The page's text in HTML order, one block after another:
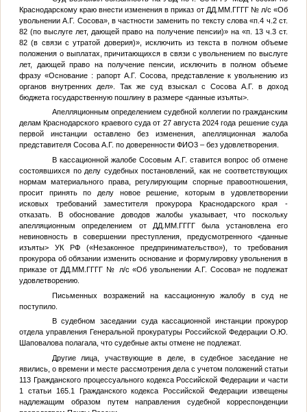
Краснодарскому краю внести изменения в приказ от ДД.ММ.ГГГГ №л/с «Об
увольнении А.Г. Сосова», в частности заменить по тексту слова «п.4 ч.2 ст.
82 (по выслуге лет, дающей право на получение пенсии)» на «п. 13 ч.3 ст.
82 (в связи с утратой доверия)», исключить из текста в полном объеме
положения о выплатах, причитающихся в связи с увольнением по выслуге
лет, дающей право на получение пенсии, исключить в полном объеме
фразу «Основание : рапорт А.Г. Сосова, представление к увольнению из
органов внутренних дел». Так же суд взыскал с Сосова А.Г. в доход
бюджета государственную пошлину в размере <данные изъяты>.
Апелляционным определением судебной коллегии по гражданским
делам Краснодарского краевого суда от 27 августа 2024 года решение суда
первой инстанции оставлено без изменения, апелляционная жалоба
представителя Сосова А.Г. по доверенности ФИО3– без удовлетворения.
В кассационной жалобе Сосовым А.Г. ставится вопрос об отмене
состоявшихся по делу судебных постановлений, как не соответствующих
нормам материального права, регулирующим спорные правоотношения,
просит принять по делу новое решение, которым в удовлетворении
исковых требований заместителя прокурора Краснодарского края -
отказать. В обоснование доводов жалобы указывает, что поскольку
апелляционным определением от ДД.ММ.ГГГГ была установлена его
невиновность в совершении преступления, предусмотренного<данные
изъяты>УК РФ («Незаконное предпринимательство»), то требования
прокурора об обязании изменить основание и формулировку увольнения в
приказе от ДД.ММ.ГГГГ №
л/с «Об увольнении А.Г. Сосова» не подлежат
удовлетворению.
Письменных возражений на кассационную жалобу в суд не
поступило.
В судебном заседании суда кассационной инстанции прокурор
отдела управления Генеральной прокуратуры Российской Федерации О.Ю.
Шаповалова полагала, что судебные акты отмене не подлежат.
Другие лица, участвующие в деле, в судебное заседание не
явились, о времени и месте рассмотрения дела с учетом положений статьи
113 Гражданского процессуального кодекса Российской Федерации и части
1 статьи 165.1 Гражданского кодекса Российской Федерации извещены
надлежащим образом путем направления судебной корреспонденции